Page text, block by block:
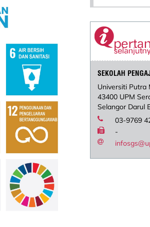
SEKOLAH
Universiti Putra
43400 UPM
Selangor Darul
03-9769
-